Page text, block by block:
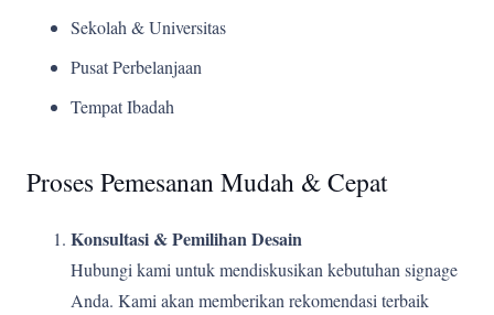
Sekolah & Universitas
Pusat Perbelanjaan
Tempat Ibadah
Proses Pemesanan Mudah & Cepat
Konsultasi & Pemilihan Desain
Hubungi kami untuk mendiskusikan kebutuhan signage
Anda. Kami akan memberikan rekomendasi terbaik